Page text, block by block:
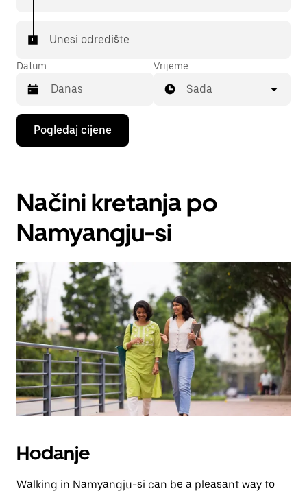
Unesi odredište
Datum
Pritisni
tipku
sa
za
interakciju
s
kalendarom
datum.
Pritisni
tipku
escape
za
zatvaranje
kalendara.
Vrijeme
Sada
Pogledaj cijene
Načini kretanja po
Namyangju-si
Hodanje
Walking in Namyangju-si can be a pleasant way to